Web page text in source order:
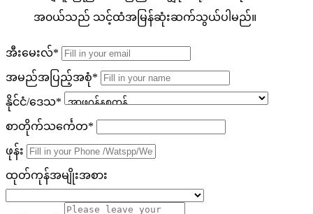
အ၀ယ်သည် သင့်ထံအမြန်ဆုံးဆက်သွယ်ပါမည်။
အီးမေးလ်*
အမည်အပြည့်အစုံ*
နိုင်ငံ/ဒေသ*
စာတိုက်သင်္ကေတ*
ဖုန်း
ထုတ်ကုန်အမျိုးအစား